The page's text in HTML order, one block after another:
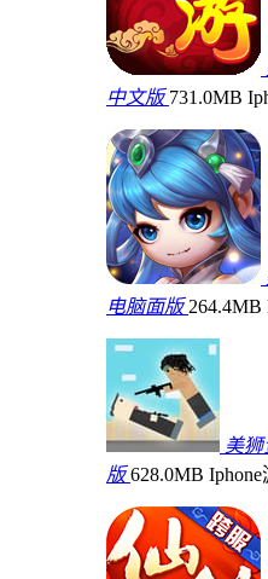
中文版 731.0MB
电脑面版 264.4MB
美
版 628.0MB